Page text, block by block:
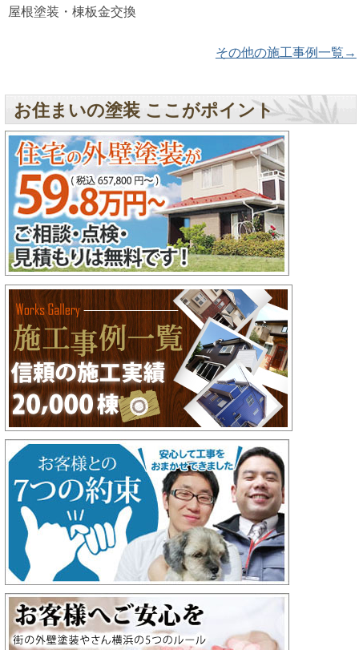
屋根塗装・棟板金交換
その他の施工事例一覧→
お住まいの塗装 ここがポイント